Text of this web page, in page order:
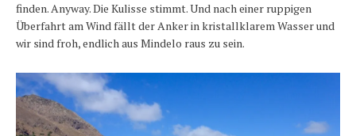
INSELN Roman
finden. Anyway. Die Kulisse stimmt. Und nach einer ruppigen
Überfahrt am Wind fällt der Anker in kristallklarem Wasser und
wir sind froh, endlich aus Mindelo raus zu sein.